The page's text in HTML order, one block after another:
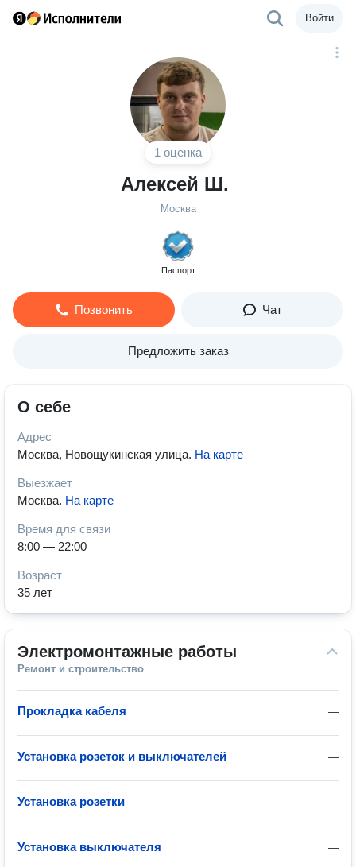
Войти
1 оценка
Алексей Ш.
Москва
Паспорт
Позвонить Чат
Предложить заказ
О себе
Адрес
Москва, Новощукинская улица. На карте
Выезжает
Москва. На карте
Время для связи
8:00 — 22:00
Возраст
35 лет
Электромонтажные работы
Ремонт и строительство
—
Прокладка кабеля
—
Установка розеток и выключателей
—
Установка розетки
—
Установка выключателя